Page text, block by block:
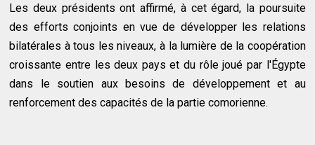
Les deux présidents ont affirmé, à cet égard, la poursuite
des efforts conjoints en vue de développer les relations
bilatérales à tous les niveaux, à la lumière de la coopération
croissante entre les deux pays et du rôle joué par l'Égypte
dans le soutien aux besoins de développement et au
renforcement des capacités de la partie comorienne.